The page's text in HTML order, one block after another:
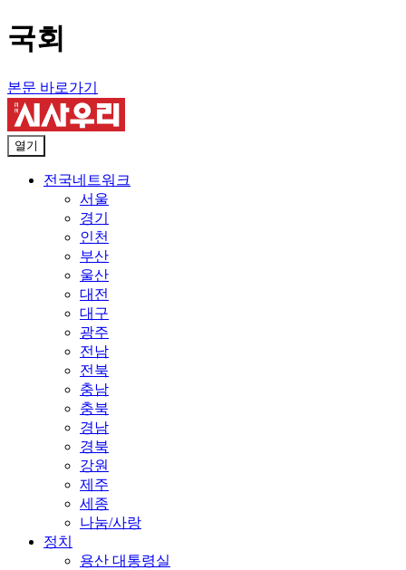
국회
본문 바로가기
열기
전국네트워크
서울
경기
인천
부산
울산
대전
대구
광주
전남
전북
충남
충북
경남
경북
강원
제주
세종
나눔/사랑
정치
용산 대통령실